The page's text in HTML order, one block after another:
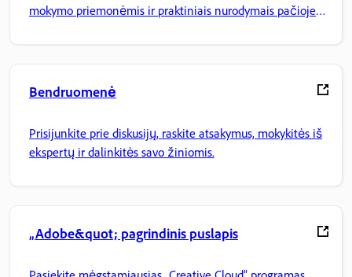
mokymo priemonėmis ir praktiniais nurodymais pačioje
Bendruomenė
Prisijunkite prie diskusijų, raskite atsakymus, mokykitės iš
ekspertų ir dalinkitės savo žiniomis.
„Adobe&quot; pagrindinis puslapis